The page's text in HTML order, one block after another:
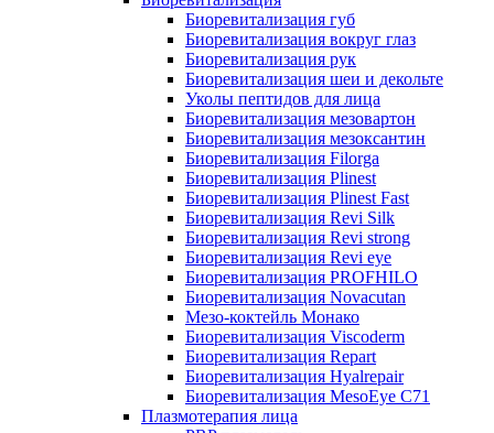
Биоревитализация губ
Биоревитализация вокруг глаз
Биоревитализация рук
Биоревитализация шеи и декольте
Уколы пептидов для лица
Биоревитализация мезовартон
Биоревитализация мезоксантин
Биоревитализация Filorga
Биоревитализация Plinest
Биоревитализация Plinest Fast
Биоревитализация Revi Silk
Биоревитализация Revi strong
Биоревитализация Revi eye
Биоревитализация PROFHILO
Биоревитализация Novacutan
Мезо-коктейль Монако
Биоревитализация Viscoderm
Биоревитализация Repart
Биоревитализация Hyalrepair
Биоревитализация MesoEye C71
Плазмотерапия лица